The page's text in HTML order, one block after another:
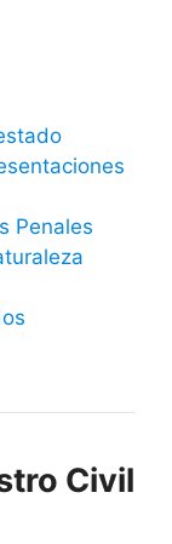
Penales
Civil